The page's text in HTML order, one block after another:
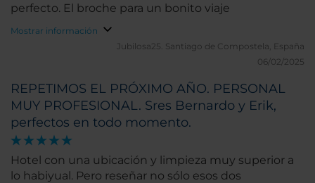
perfecto. El broche para un bonito viaje
Mostrar información
Jubilosa25. Santiago de Compostela, España
06/02/2025
REPETIMOS EL PRÓXIMO AÑO. PERSONAL
MUY PROFESIONAL. Sres Bernardo y Erik,
perfectos en todo momento.
Hotel con una ubicación y limpieza muy superior a
lo habiyual. Pero reseñar no sólo esos dos